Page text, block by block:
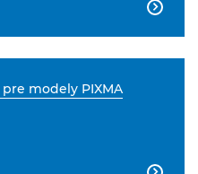

modely PIXMA
